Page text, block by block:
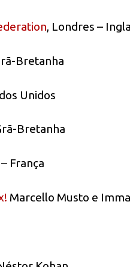
, Londres –
Bretanha
Unidos
Bretanha
França
Marcello Musto e